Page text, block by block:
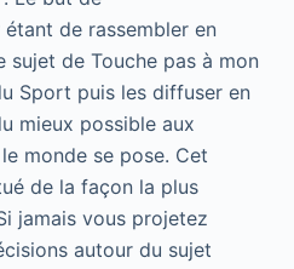
de rassembler en
sujet de Touche pas à mon
Sport puis les diffuser en
mieux possible aux
monde se pose. Cet
de la façon la plus
jamais vous projetez
autour du sujet